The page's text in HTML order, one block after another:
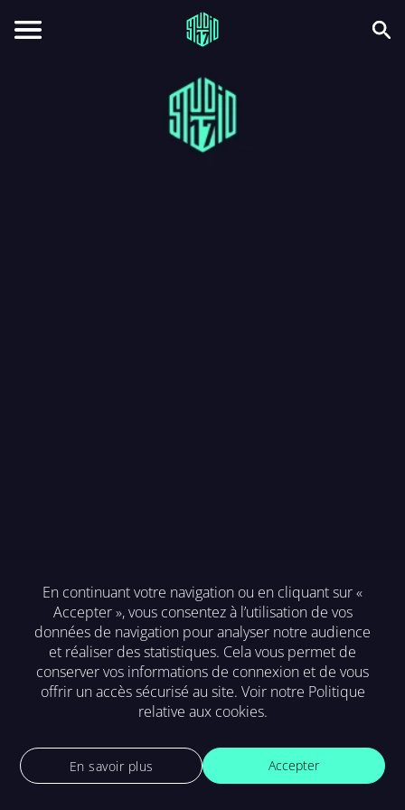
Mention légales
F.A.Q.
Contact
En continuant votre navigation ou en cliquant sur «
Accepter », vous consentez à l’utilisation de vos
données de navigation pour analyser notre audience
et réaliser des statistiques. Cela vous permet de
conserver vos informations de connexion et de vous
offrir un accès sécurisé au site. Voir notre Politique
relative aux cookies.
Accepter
En savoir plus